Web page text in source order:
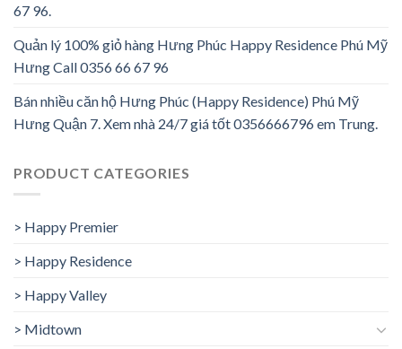
67 96.
Quản lý 100% giỏ hàng Hưng Phúc Happy Residence Phú Mỹ
Hưng Call 0356 66 67 96
Bán nhiều căn hộ Hưng Phúc (Happy Residence) Phú Mỹ
Hưng Quận 7. Xem nhà 24/7 giá tốt 0356666796 em Trung.
PRODUCT CATEGORIES
> Happy Premier
> Happy Residence
> Happy Valley
> Midtown